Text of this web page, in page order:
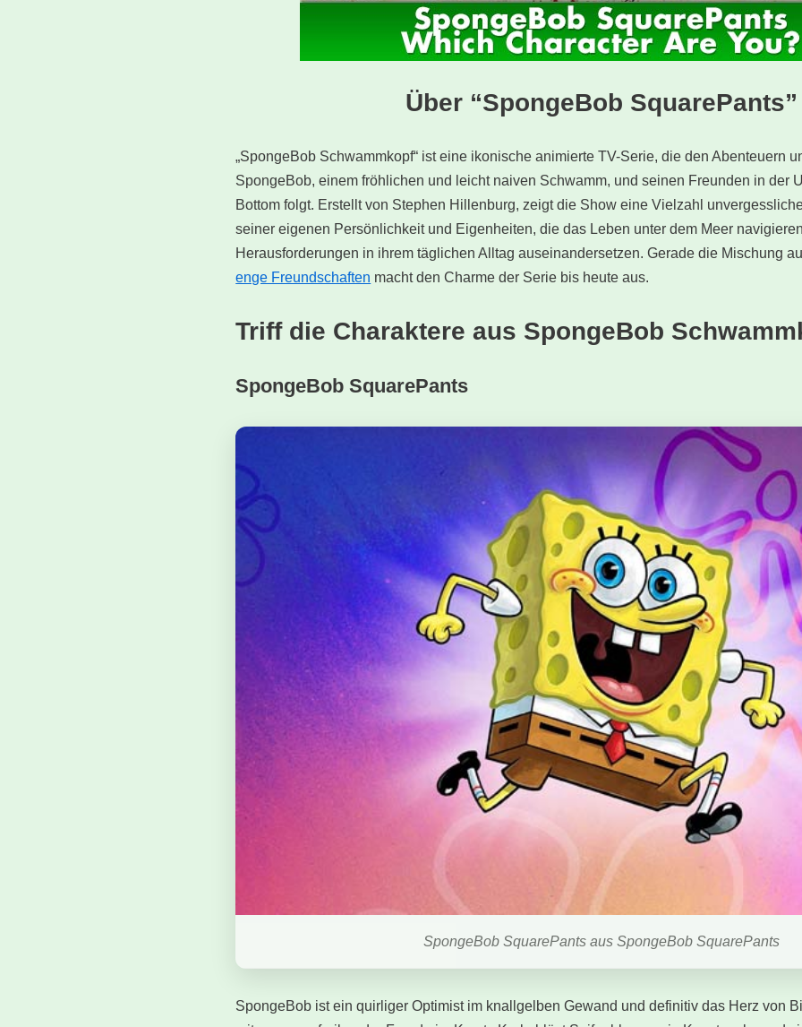
Über “SpongeBob SquarePants”
„SpongeBob Schwammkopf“ ist eine ikonische animierte TV-Serie, die den Abenteuern
SpongeBob, einem fröhlichen und leicht naiven Schwamm, und seinen Freunden in der
Bottom folgt. Erstellt von Stephen Hillenburg, zeigt die Show eine Vielzahl
seiner eigenen Persönlichkeit und Eigenheiten, die das Leben unter dem Meer
Herausforderungen in ihrem täglichen Alltag auseinandersetzen. Gerade die Mischung
enge Freundschaften macht den Charme der Serie bis heute aus.
Triff die Charaktere aus SpongeBob
SpongeBob SquarePants
SpongeBob SquarePants aus SpongeBob SquarePants
SpongeBob ist ein quirliger Optimist im knallgelben Gewand und definitiv das Herz von